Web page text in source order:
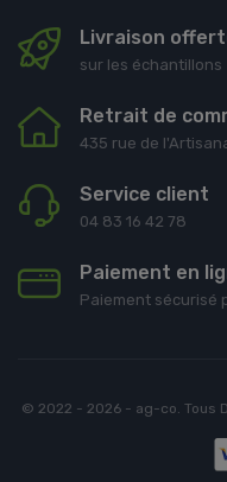
Livraison
sur les échantillons
Retrait de
435 rue de
Service client
04 83 16 42 78
Paiement en
Paiement sécurisé
© 2022 - 2026 - ag-co. Tous